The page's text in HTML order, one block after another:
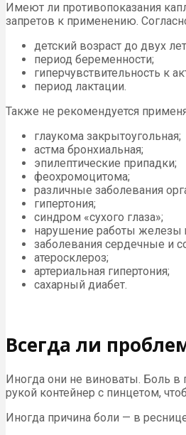
Имеют ли противопоказания
запретов к применению.
детский возраст до двух
период беременности;
гиперчувствительность к
период лактации.
Также не рекомендуется
глаукома закрытоугольная;
астма бронхиальная;
эпилептические припадки;
феохромоцитома;
различные заболевания
гипертония;
синдром «сухого глаза»;
нарушение работы железы
заболевания сердечные и
атеросклероз;
артериальная гипертония;
сахарный диабет.
Всегда ли
Иногда они не виноваты. Боль в
рукой контейнер с пинцетом,
Иногда причина боли — в